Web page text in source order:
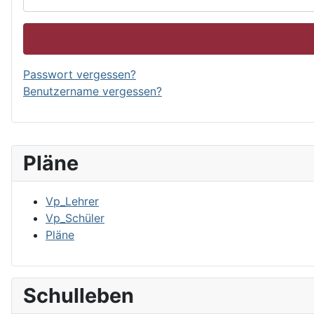
Pläne
Vp_Lehrer
Vp_Schüler
Pläne
Schulleben
Passwort vergessen?
Benutzername vergessen?